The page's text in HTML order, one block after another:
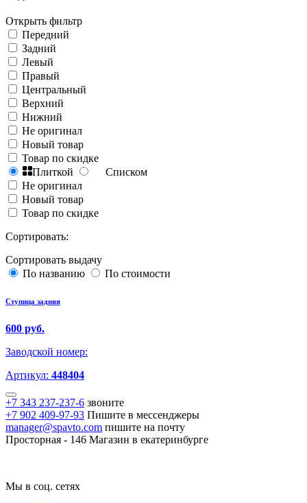
Открыть фильтр
Передний
Задний
Левый
Правый
Центральный
Верхний
Нижний
Не оригинал
Новый товар
Товар по скидке
Плиткой
Списком
Не оригинал
Новый товар
Товар по скидке
Сортировать:
Сортировать выдачу
По названию
По стоимости
Ступица задняя
600 руб.
Заводской номер:
Артикул: 448404
+7 343 237-237-6 звоните
+7 902 409-97-93 Пишите в мессенджеры
manager@spavto.com пишите на почту
Просторная - 146 Магазин в екатеринбурге
Мы в соц. сетях